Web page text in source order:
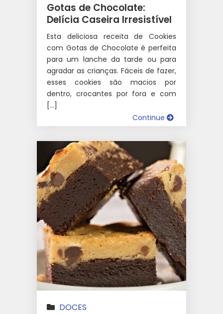
Gotas de Chocolate:
Delícia Caseira Irresistível
Esta deliciosa receita de Cookies
com Gotas de Chocolate é perfeita
para um lanche da tarde ou para
agradar as crianças. Fáceis de fazer,
esses cookies são macios por
dentro, crocantes por fora e com
[…]
Continue
DOCES